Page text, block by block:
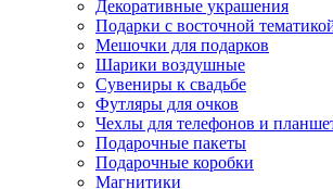
Декоративные украшения
Подарки с восточной
Мешочки для подарков
Шарики воздушные
Сувениры к свадьбе
Футляры для очков
Чехлы для телефонов и
Подарочные пакеты
Подарочные коробки
Магнитики